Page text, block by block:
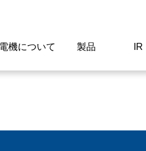
機について 製品 IR